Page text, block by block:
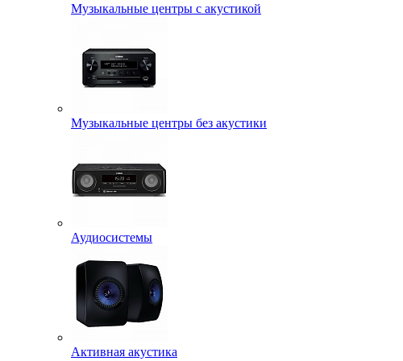
Музыкальные центры с акустикой
Музыкальные центры без акустики
Аудиосистемы
Активная акустика